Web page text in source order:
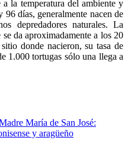
la temperatura del ambiente y
días, generalmente nacen de
depredadores naturales. La
da aproximadamente a los 20
donde nacieron, su tasa de
1.000 tortugas sólo una llega a